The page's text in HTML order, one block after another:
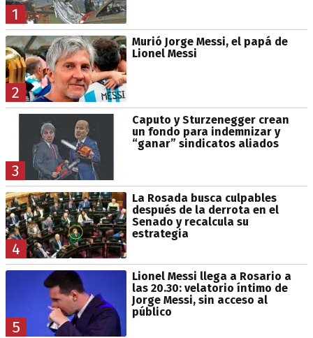
1
2
Murió Jorge Messi, el papá de
Lionel Messi
3
Caputo y Sturzenegger crean
un fondo para indemnizar y
“ganar” sindicatos aliados
4
La Rosada busca culpables
después de la derrota en el
Senado y recalcula su
estrategia
5
Lionel Messi llega a Rosario a
las 20.30: velatorio íntimo de
Jorge Messi, sin acceso al
público